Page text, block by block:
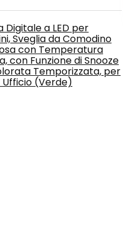
Digitale a LED per
Sveglia da Comodino
con Temperatura
con Funzione di Snooze
Temporizzata, per
(Verde)